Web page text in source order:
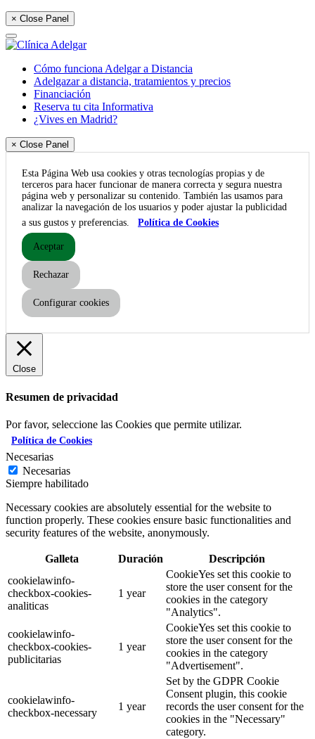
× Close Panel
Cómo funciona Adelgar a Distancia
Adelgazar a distancia, tratamientos y precios
Financiación
Reserva tu cita Informativa
¿Vives en Madrid?
× Close Panel
Esta Página Web usa cookies y otras tecnologías propias y de
terceros para hacer funcionar de manera correcta y segura nuestra
página web y personalizar su contenido. También las usamos para
analizar la navegación de los usuarios y poder ajustar la publicidad
a sus gustos y preferencias.
Política de Cookies
Aceptar
Rechazar
Configurar cookies
Close
Resumen de privacidad
Por favor, seleccione las Cookies que permite utilizar.
Política de Cookies
Necesarias
Necesarias
Siempre habilitado
Necessary cookies are absolutely essential for the website to
function properly. These cookies ensure basic functionalities and
security features of the website, anonymously.
Galleta Duración
Descripción
cookielawinfo-
checkbox-cookies-
analiticas
1 year
CookieYes set this cookie to
store the user consent for the
cookies in the category
"Analytics".
cookielawinfo-
checkbox-cookies-
publicitarias
1 year
CookieYes set this cookie to
store the user consent for the
cookies in the category
"Advertisement".
cookielawinfo-
checkbox-necessary
1 year
Set by the GDPR Cookie
Consent plugin, this cookie
records the user consent for the
cookies in the "Necessary"
category.